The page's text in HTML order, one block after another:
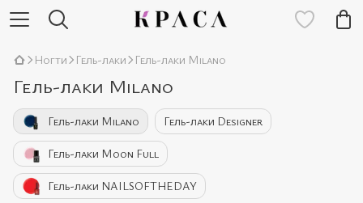
Ногти Гель-лаки Гель-лаки Milano
Гель-лаки Milano
Гель-лаки Milano Гель-лаки Designer
Гель-лаки Moon Full
Гель-лаки NAILSOFTHEDAY